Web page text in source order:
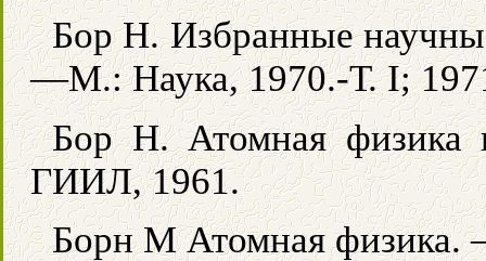
Бор Н. Избранные
—М.: Наука, 1970.-Т. I;
Бор Н. Атомная физика
ГИИЛ, 1961.
Борн М Атомная